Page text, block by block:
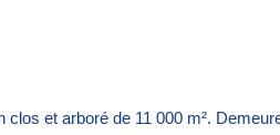
clos et arboré de 11 000 m².